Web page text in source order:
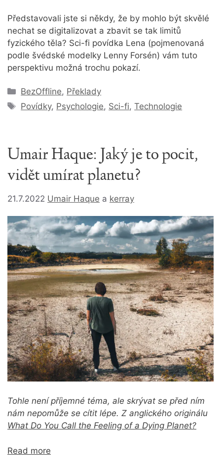
Představovali jste si někdy, že by mohlo být skvělé
nechat se digitalizovat a zbavit se tak limitů
fyzického těla? Sci-fi povídka Lena (pojmenovaná
podle švédské modelky Lenny Forsén) vám tuto
perspektivu možná trochu pokazí.
Rubriky
BezOffline, Překlady
Štítky
Povídky, Psychologie, Sci-fi,Technologie
Umair Haque: Jaký je to pocit,
vidět umírat planetu?
21.7.2022 Umair Haque a kerray
Tohle není příjemné téma, ale skrývat se před ním
nám nepomůže se cítit lépe. Z anglického originálu
What Do You Call the Feeling of a Dying Planet?
Read more